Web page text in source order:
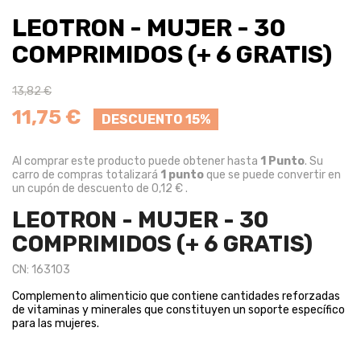
LEOTRON - MUJER - 30
COMPRIMIDOS (+ 6 GRATIS)
13,82 €
11,75 € DESCUENTO 15%
Al comprar este producto puede obtener hasta 1 Punto. Su
carro de compras totalizará 1 puntoque se puede convertir en
un cupón de descuento de 0,12 €.
LEOTRON - MUJER - 30
COMPRIMIDOS (+ 6 GRATIS)
CN: 163103
Complemento alimenticio que contiene cantidades reforzadas
de vitaminas y minerales que constituyen un soporte específico
para las mujeres.